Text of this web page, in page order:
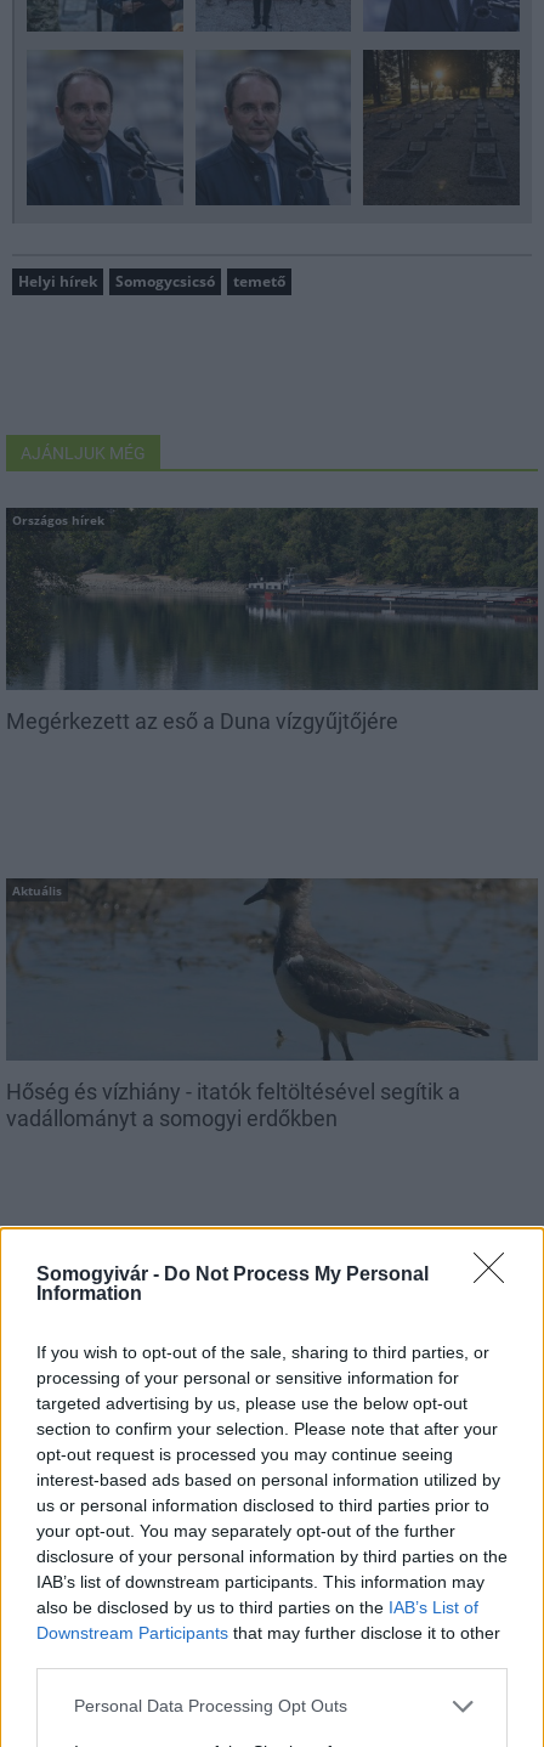
Somogyivár - Do Not Process My Personal
Information
If you wish to opt-out of the sale, sharing to third parties, or
processing of your personal or sensitive information for
targeted advertising by us, please use the below opt-out
section to confirm your selection. Please note that after your
opt-out request is processed you may continue seeing
interest-based ads based on personal information utilized by
us or personal information disclosed to third parties prior to
your opt-out. You may separately opt-out of the further
disclosure of your personal information by third parties on the
IAB’s list of downstream participants. This information may
also be disclosed by us to third parties on the IAB’s List of
Downstream Participants that may further disclose it to other
Please note that this website/app uses one or more Google
Personal Data Processing Opt Outs
Helyi hírek Somogycsicsó temető
AJÁNLJUK MÉG
Országos hírek
Megérkezett az eső a Duna vízgyűjtőjére
Aktuális
Hőség és vízhiány - itatók feltöltésével segítik a
vadállományt a somogyi erdőkben
Amire többmillióan vártunk: szombattól másodfokúra
csökken a riasztás